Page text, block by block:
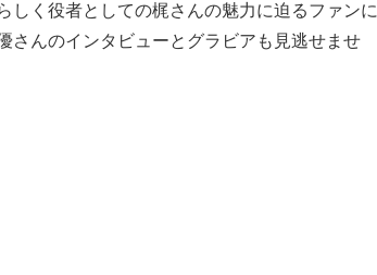
しく役者としての梶さんの魅力に迫るファンに
さんのインタビューとグラビアも見逃せませ